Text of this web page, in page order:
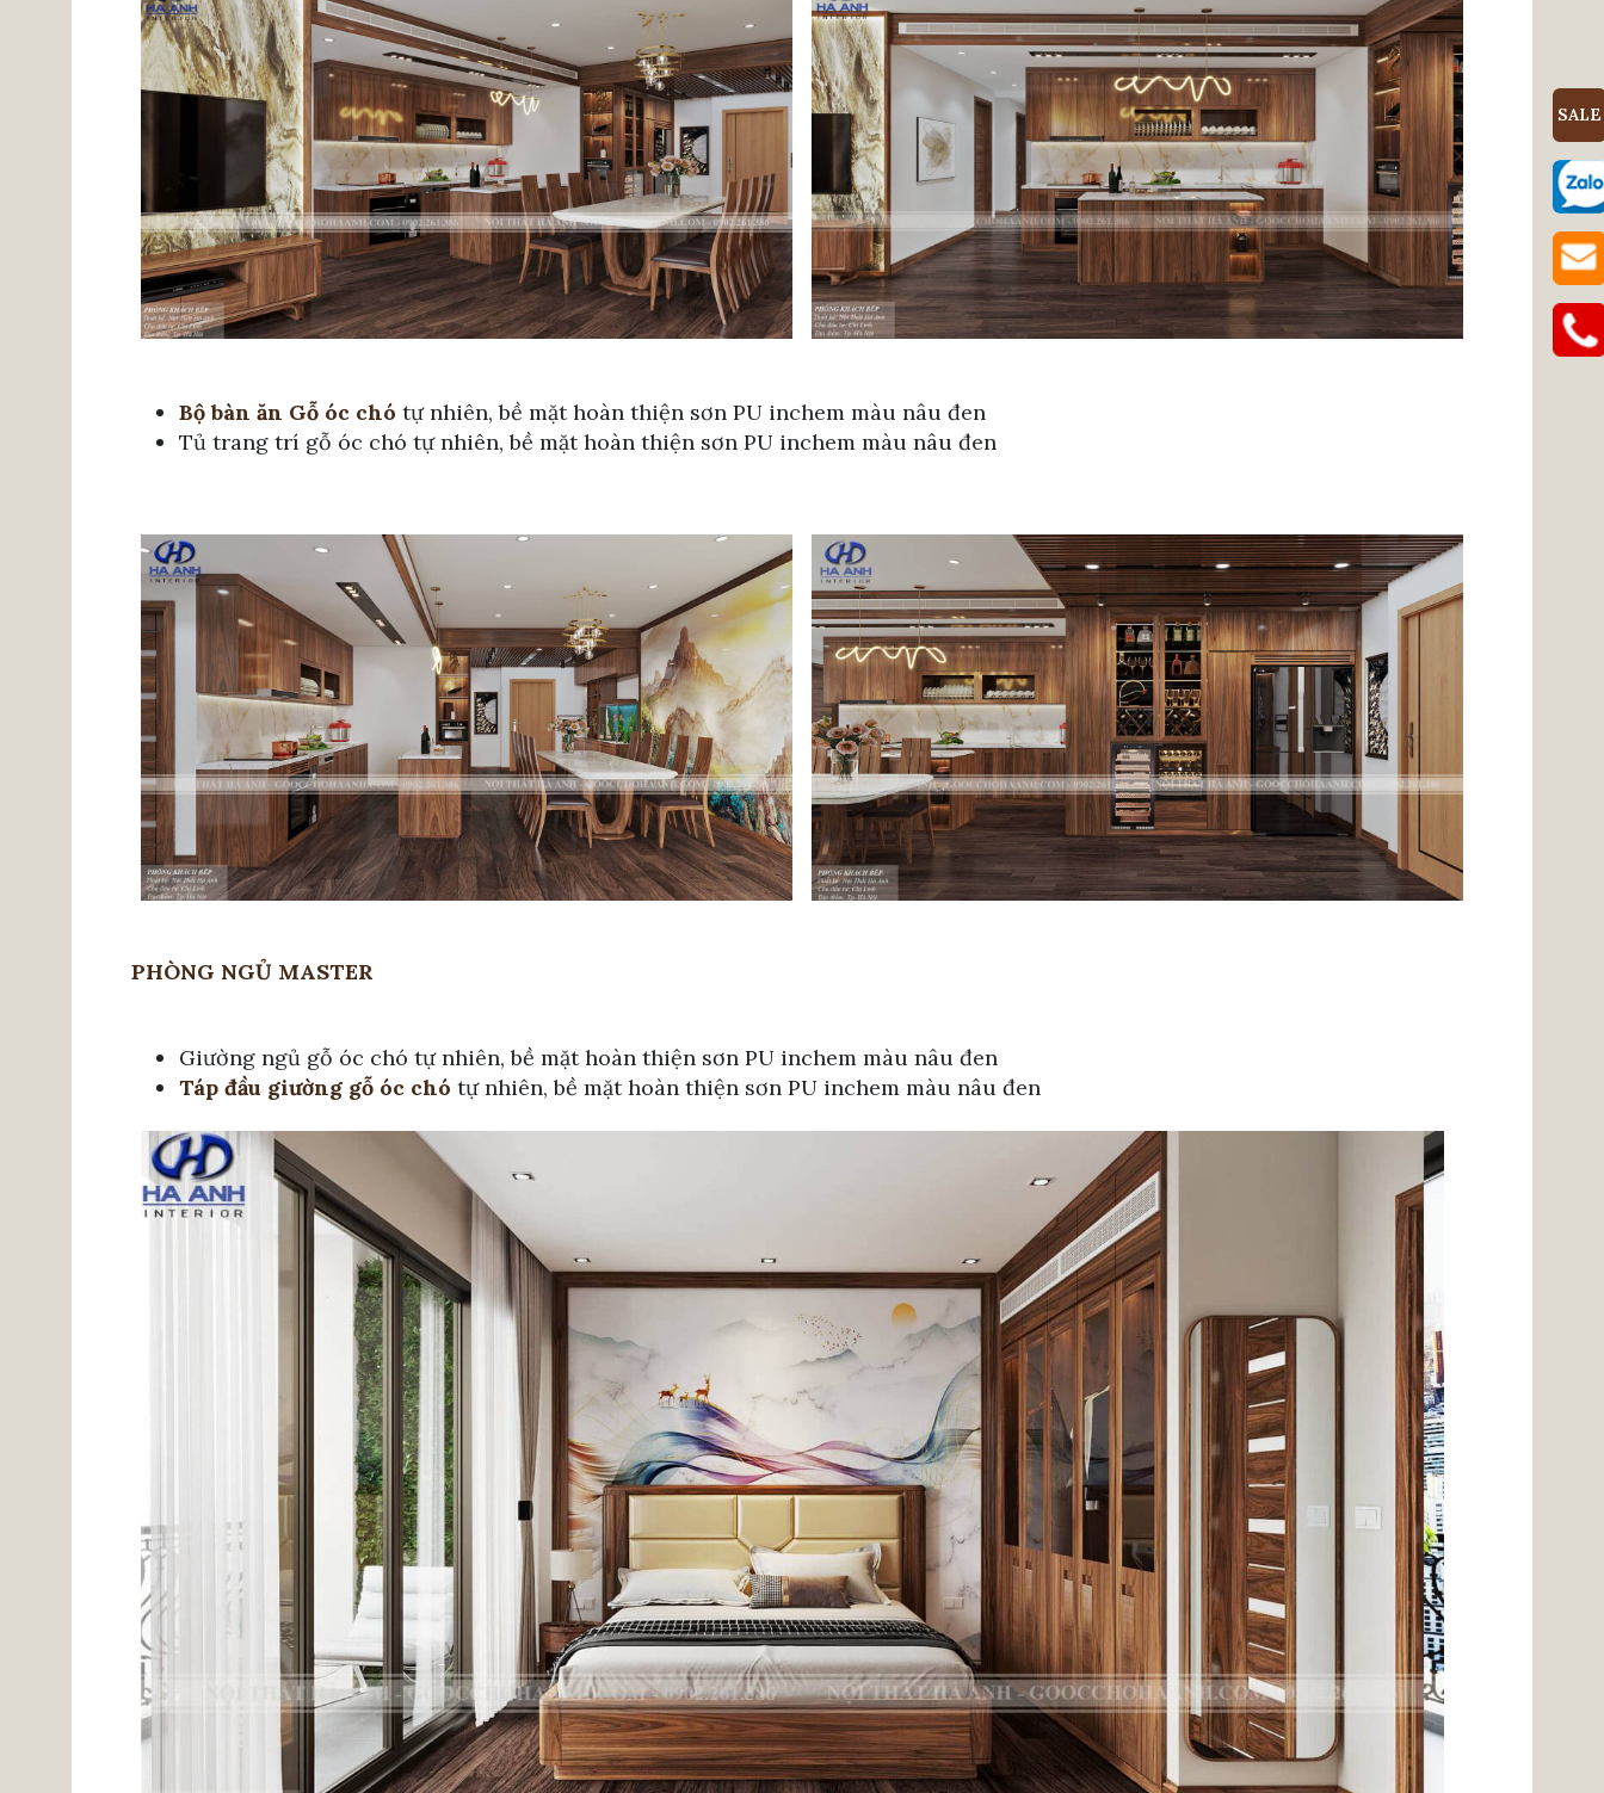
Bộ bàn ăn Gỗ óc chó tự nhiên, bề mặt hoàn thiện sơn PU inchem màu nâu đen
Tủ trang trí gỗ óc chó tự nhiên, bề mặt hoàn thiện sơn PU inchem màu nâu đen
PHÒNG NGỦ MASTER
Giường ngủ gỗ óc chó tự nhiên, bề mặt hoàn thiện sơn PU inchem màu nâu đen
Táp đầu giường gỗ óc chó tự nhiên, bề mặt hoàn thiện sơn PU inchem màu nâu đen
SALE